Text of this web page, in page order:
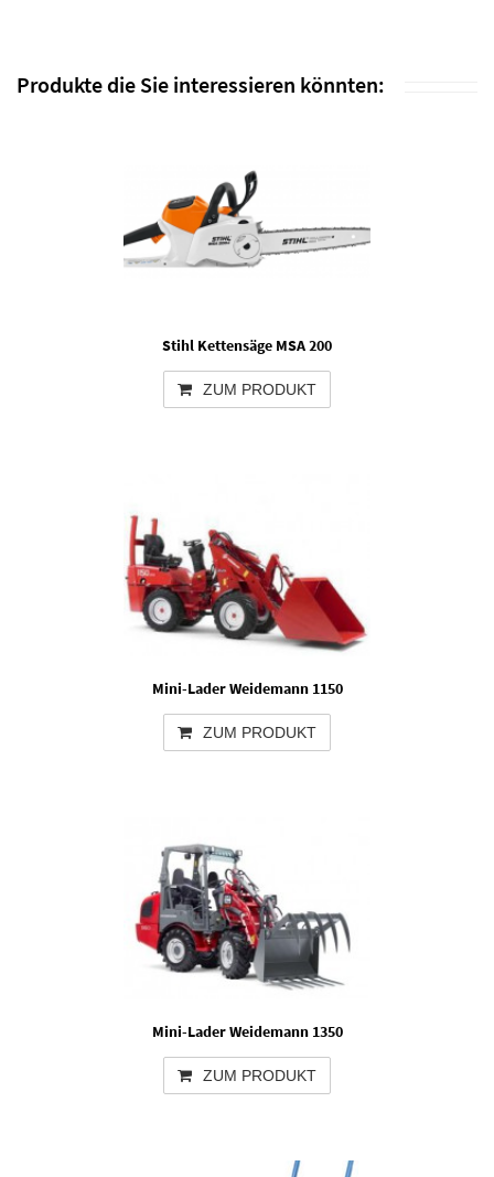
Produkte die Sie interessieren könnten:
Stihl Kettensäge MSA 200
ZUM PRODUKT
Mini-Lader Weidemann 1150
ZUM PRODUKT
Mini-Lader Weidemann 1350
ZUM PRODUKT